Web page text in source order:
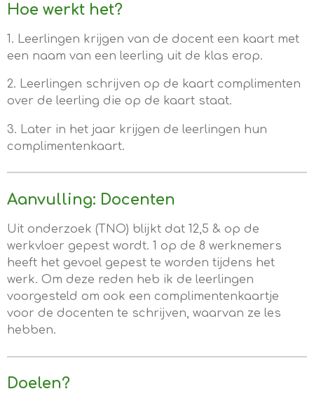
Hoe werkt het?
1. Leerlingen krijgen van de docent een kaart met
een naam van een leerling uit de klas erop.
2. Leerlingen schrijven op de kaart complimenten
over de leerling die op de kaart staat.
3. Later in het jaar krijgen de leerlingen hun
complimentenkaart.
Aanvulling: Docenten
Uit onderzoek (TNO) blijkt dat 12,5 & op de
werkvloer gepest wordt. 1 op de 8 werknemers
heeft het gevoel gepest te worden tijdens het
werk. Om deze reden heb ik de leerlingen
voorgesteld om ook een complimentenkaartje
voor de docenten te schrijven, waarvan ze les
hebben.
Doelen?